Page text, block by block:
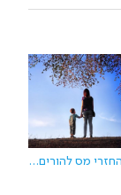
החזרי מס להורים לילדים בעלי צרכים מיוחדים